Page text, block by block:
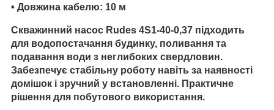
• Довжина кабелю: 10 м
Скважинний насос Rudes 4S1-40-0,37 підходить
для водопостачання будинку, поливання та
подавання води з неглибоких свердловин.
Забезпечує стабільну роботу навіть за наявності
домішок і зручний у встановленні. Практичне
рішення для побутового використання.